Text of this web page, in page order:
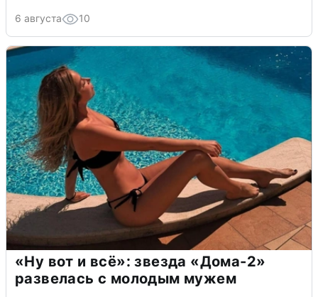
6 августа 10
«Ну вот и всё»: звезда «Дома-2»
развелась с молодым мужем